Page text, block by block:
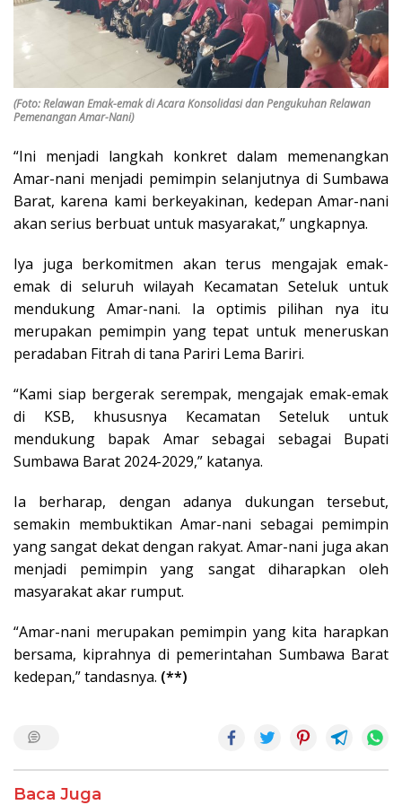
(Foto: Relawan Emak-emak di Acara Konsolidasi dan Pengukuhan Relawan
Pemenangan Amar-Nani)
“Ini menjadi langkah konkret dalam memenangkan
Amar-nani menjadi pemimpin selanjutnya di Sumbawa
Barat, karena kami berkeyakinan, kedepan Amar-nani
akan serius berbuat untuk masyarakat,” ungkapnya.
Iya juga berkomitmen akan terus mengajak emak-
emak di seluruh wilayah Kecamatan Seteluk untuk
mendukung Amar-nani. Ia optimis pilihan nya itu
merupakan pemimpin yang tepat untuk meneruskan
peradaban Fitrah di tana Pariri Lema Bariri.
“Kami siap bergerak serempak, mengajak emak-emak
di KSB, khususnya Kecamatan Seteluk untuk
mendukung bapak Amar sebagai sebagai Bupati
Sumbawa Barat 2024-2029,” katanya.
Ia berharap, dengan adanya dukungan tersebut,
semakin membuktikan Amar-nani sebagai pemimpin
yang sangat dekat dengan rakyat. Amar-nani juga akan
menjadi pemimpin yang sangat diharapkan oleh
masyarakat akar rumput.
“Amar-nani merupakan pemimpin yang kita harapkan
bersama, kiprahnya di pemerintahan Sumbawa Barat
kedepan,” tandasnya. (**)
Baca Juga